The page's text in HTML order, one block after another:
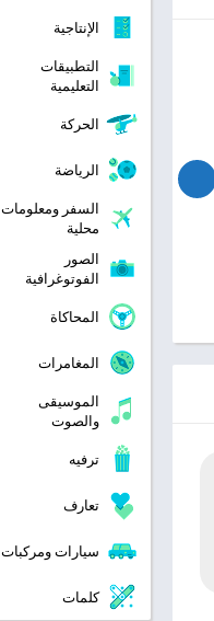
الإنتاجية
التطبيقات
التعليمية
الحركة
الرياضة
السفر ومعلومات
محلية
الصور
الفوتوغرافية
المحاكاة
المغامرات
الموسيقى
والصوت
ترفيه
تعارف
سيارات ومركبات
كلمات